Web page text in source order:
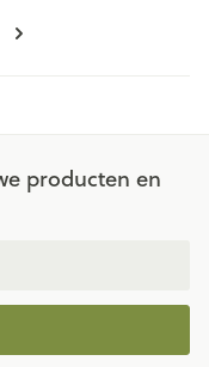
pagina
producten en